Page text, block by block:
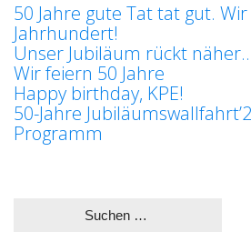
50 Jahre gute Tat tat gut.
Jahrhundert!
Unser Jubiläum rückt
Wir feiern 50 Jahre
Happy birthday, KPE!
50-Jahre
Programm